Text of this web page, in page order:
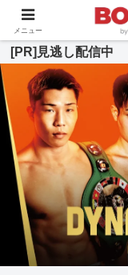
BOXING
[PR]見逃し配信中
メニュー